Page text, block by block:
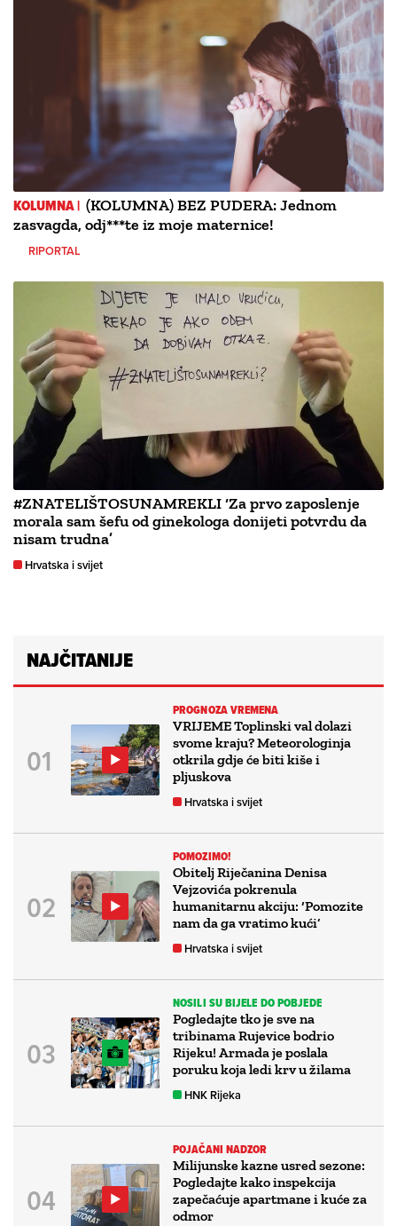
KOLUMNA | (KOLUMNA) BEZ PUDERA: Jednom
zasvagda, odj***te iz moje maternice!
RIPORTAL
#ZNATELIŠTOSUNAMREKLI ‘Za prvo zaposlenje
morala sam šefu od ginekologa donijeti potvrdu da
nisam trudna’
Hrvatska i svijet
NAJČITANIJE
PROGNOZA VREMENA
VRIJEME Toplinski val dolazi
svome kraju? Meteorologinja
otkrila gdje će biti kiše i
pljuskova
Hrvatska i svijet
POMOZIMO!
Obitelj Riječanina Denisa
Vejzovića pokrenula
humanitarnu akciju: ‘Pomozite
nam da ga vratimo kući’
Hrvatska i svijet
NOSILI SU BIJELE DO POBJEDE
Pogledajte tko je sve na
tribinama Rujevice bodrio
Rijeku! Armada je poslala
poruku koja ledi krv u žilama
HNK Rijeka
POJAČANI NADZOR
Milijunske kazne usred sezone:
Pogledajte kako inspekcija
zapečaćuje apartmane i kuće za
odmor